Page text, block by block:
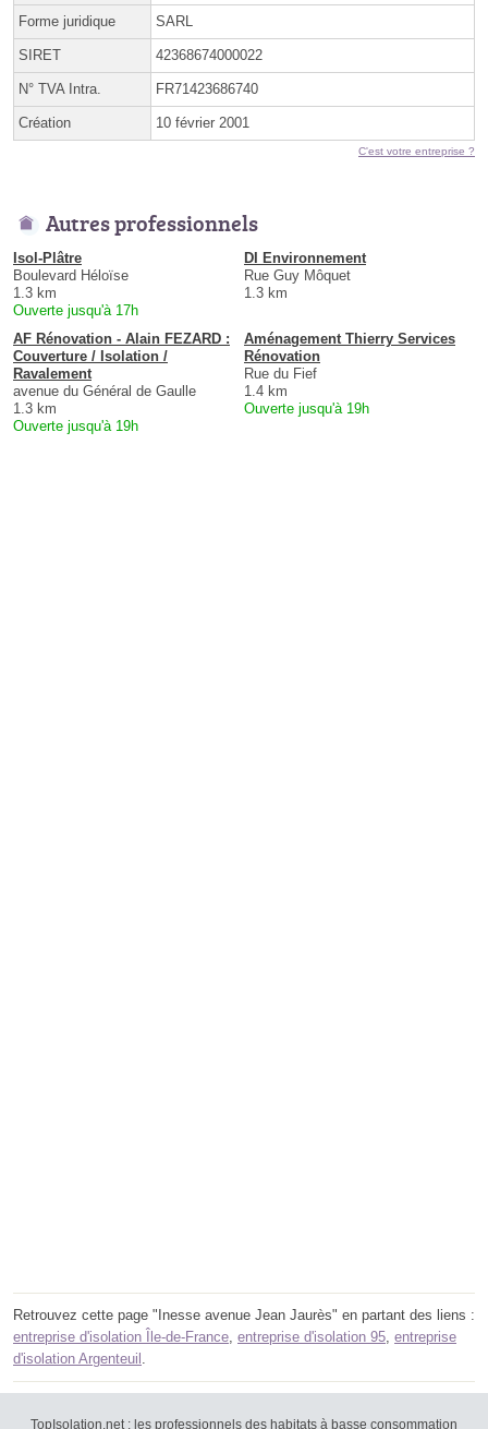
Forme juridique SARL
SIRET 42368674000022
N° TVA Intra. FR71423686740
Création 10 février 2001
C'est votre entreprise ?
Autres professionnels
Isol-Plâtre
Boulevard Héloïse
1.3 km
Ouverte jusqu'à 17h
DI Environnement
Rue Guy Môquet
1.3 km
AF Rénovation - Alain FEZARD :
Couverture / Isolation /
Ravalement
avenue du Général de Gaulle
1.3 km
Ouverte jusqu'à 19h
Aménagement Thierry Services
Rénovation
Rue du Fief
1.4 km
Ouverte jusqu'à 19h
Retrouvez cette page "Inesse avenue Jean Jaurès" en partant des liens :
entreprise d'isolation Île-de-France entreprise d'isolation 95 entreprise
d'isolation Argenteuil
TopIsolation.net : les professionnels des habitats à basse consommation